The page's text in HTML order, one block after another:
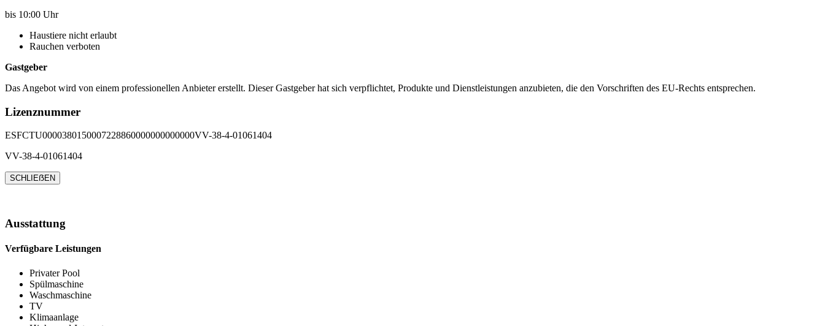
bis 10:00 Uhr
Haustiere nicht erlaubt
Rauchen verboten
Gastgeber
Das Angebot wird von einem professionellen Anbieter erstellt. Dieser Gastgeber hat sich verpflichtet, Produkte und Dienstleistungen anzubieten, die den Vorschriften des EU-Rechts entsprechen.
Lizenznummer
ESFCTU0000380150007228860000000000000VV-38-4-01061404
VV-38-4-01061404
SCHLIEẞEN
Ausstattung
Verfügbare Leistungen
Privater Pool
Spülmaschine
Waschmaschine
TV
Klimaanlage